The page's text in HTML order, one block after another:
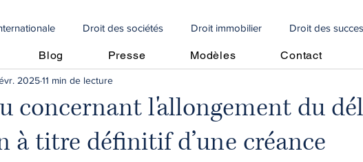
Droit des sociétés Droit immobilier Droit des
Droit social Propriété intellectuelle
in italiano 🇩🇪 Artikel auf Deutsch contrôle fiscal
concernant l'allongement du
à titre définitif d’une créance
202511 min de lecture
Blog Presse Modèles Contact